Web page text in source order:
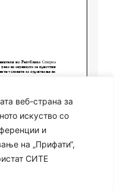
веб-страна за
искуство со
и
на „Прифати“,
СИТЕ